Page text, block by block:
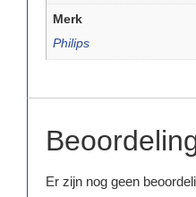
Merk
Philips
Er zijn nog geen